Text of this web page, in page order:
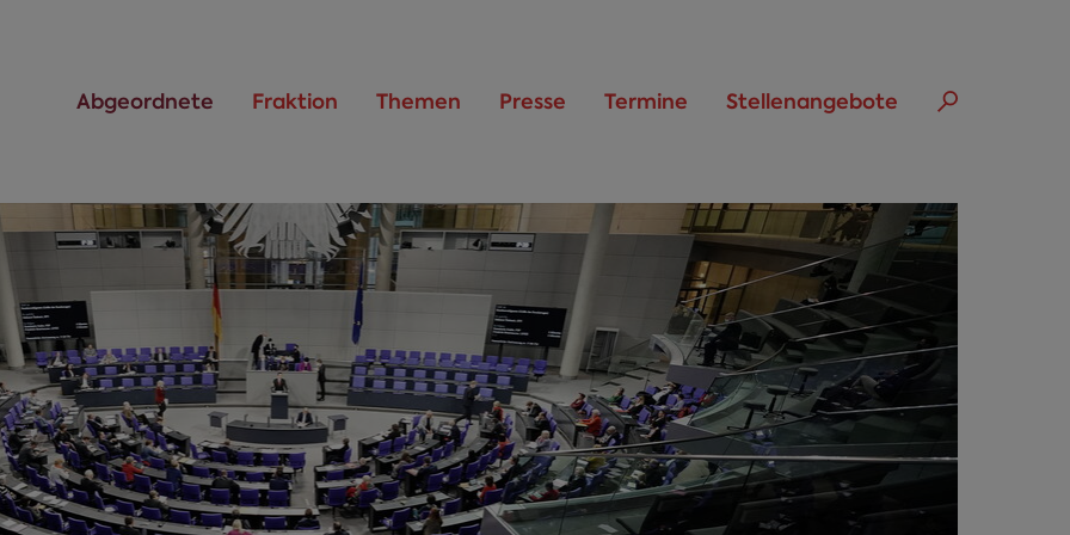
Abgeordnete Fraktion Themen Presse Termine Stellenangebote